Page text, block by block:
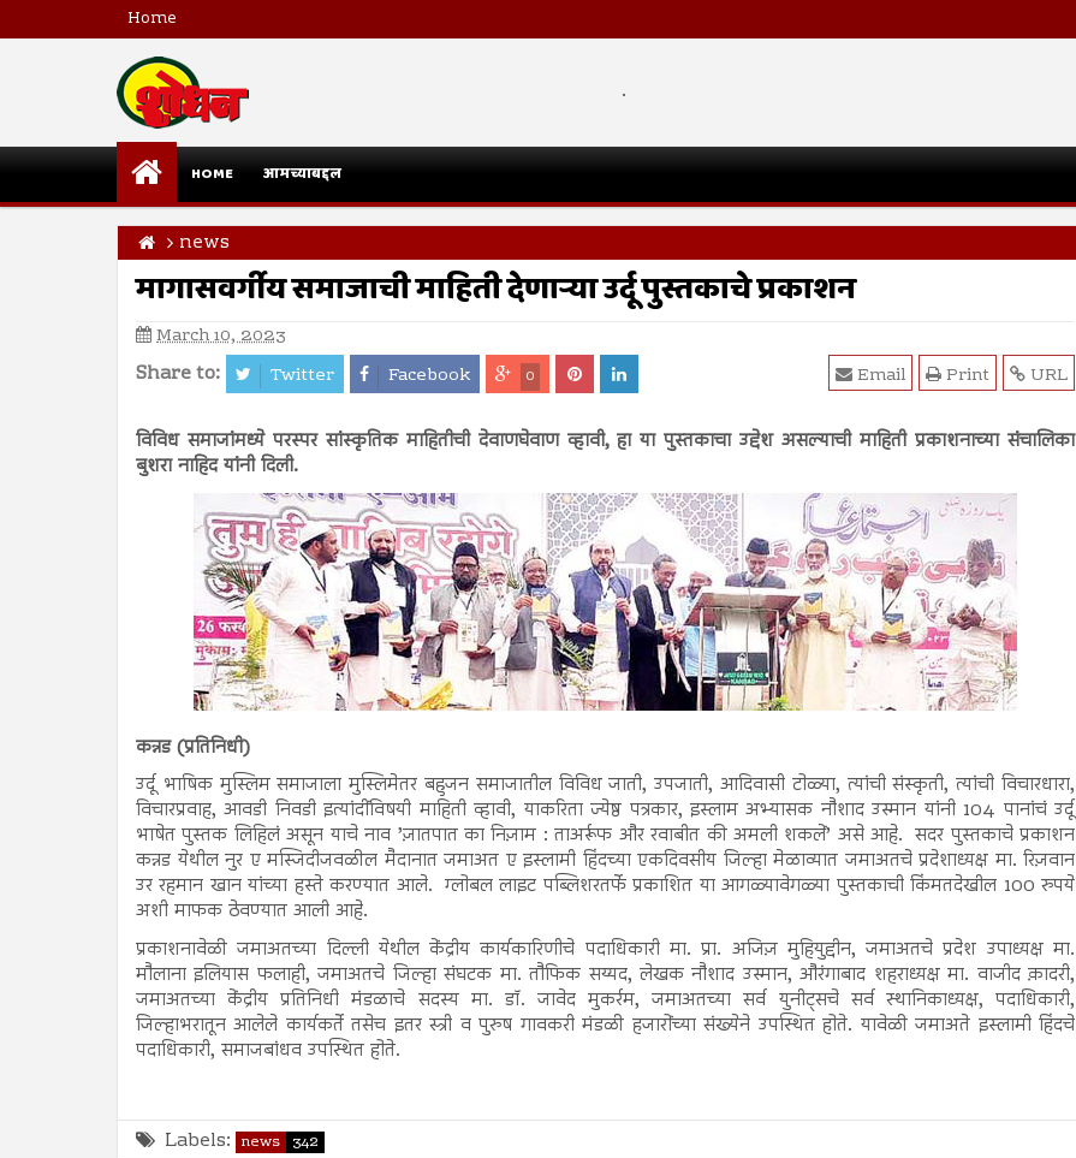
Home
.
HOME आमच्याबद्दल
news
मागासवर्गीय समाजाची माहिती देणाऱ्या उर्दू पुस्तकाचे प्रकाशन
March 10, 2023
Share to: Twitter Facebook 0 URL
Print
Email
विविध समाजांमध्ये परस्पर सांस्कृतिक माहितीची देवाणघेवाण व्हावी, हा या पुस्तकाचा उद्देश असल्याची माहिती प्रकाशनाच्या संचालिका
बुशरा नाहिद यांनी दिली.
कन्नड (प्रतिनिधी)
उर्दू भाषिक मुस्लिम समाजाला मुस्लिमेतर बहुजन समाजातील विविध जाती, उपजाती, आदिवासी टोळ्या, त्यांची संस्कृती, त्यांची विचारधारा,
विचारप्रवाह, आवडी निवडी इत्यांदींविषयी माहिती व्हावी, याकरिता ज्येष्ठ पत्रकार, इस्लाम अभ्यासक नौशाद उस्मान यांनी 104 पानांचं उर्दू
भाषेत पुस्तक लिहिलं असून याचे नाव ’ज़ातपात का निज़ाम : ताअर्रूफ और रवाबीत की अमली शकलें’ असे आहे. सदर पुस्तकाचे प्रकाशन
कन्नड येथील नुर ए मस्जिदीजवळील मैदानात जमाअत ए इस्लामी हिंदच्या एकदिवसीय जिल्हा मेळाव्यात जमाअतचे प्रदेशाध्यक्ष मा. रिज़वान
उर रहमान खान यांच्या हस्ते करण्यात आले. ग्लोबल लाइट पब्लिशरतर्फे प्रकाशित या आगळ्यावेगळ्या पुस्तकाची किंमतदेखील 100 रुपये
अशी माफक ठेवण्यात आली आहे.
प्रकाशनावेळी जमाअतच्या दिल्ली येथील केंद्रीय कार्यकारिणीचे पदाधिकारी मा. प्रा. अजिज़ मुहियुद्दीन, जमाअतचे प्रदेश उपाध्यक्ष मा.
मौलाना इलियास फलाही, जमाअतचे जिल्हा संघटक मा. तौफिक सय्यद, लेखक नौशाद उस्मान, औरंगाबाद शहराध्यक्ष मा. वाजीद क़ादरी,
जमाअतच्या केंद्रीय प्रतिनिधी मंडळाचे सदस्य मा. डॉ. जावेद मुकर्रम, जमाअतच्या सर्व युनीट्सचे सर्व स्थानिकाध्यक्ष, पदाधिकारी,
जिल्हाभरातून आलेले कार्यकर्ते तसेच इतर स्त्री व पुरुष गावकरी मंडळी हजारोंच्या संख्येने उपस्थित होते. यावेळी जमाअते इस्लामी हिंदचे
पदाधिकारी, समाजबांधव उपस्थित होते.
Labels: news 342